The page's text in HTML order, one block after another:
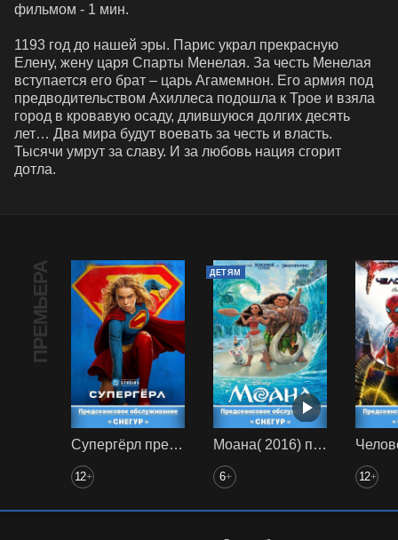
фильмом - 1 мин.
1193 год до нашей эры. Парис украл прекрасную
Елену, жену царя Спарты Менелая. За честь Менелая
вступается его брат – царь Агамемнон. Его армия под
предводительством Ахиллеса подошла к Трое и взяла
город в кровавую осаду, длившуюся долгих десять
лет… Два мира будут воевать за честь и власть.
Тысячи умрут за славу. И за любовь нация сгорит
дотла.
ПРЕМЬЕРА
Супергёрл предс. обсл. Снегур
12+
ДЕТЯМ
Моана( 2016) предс. обсл. Снегур
6+ 12+